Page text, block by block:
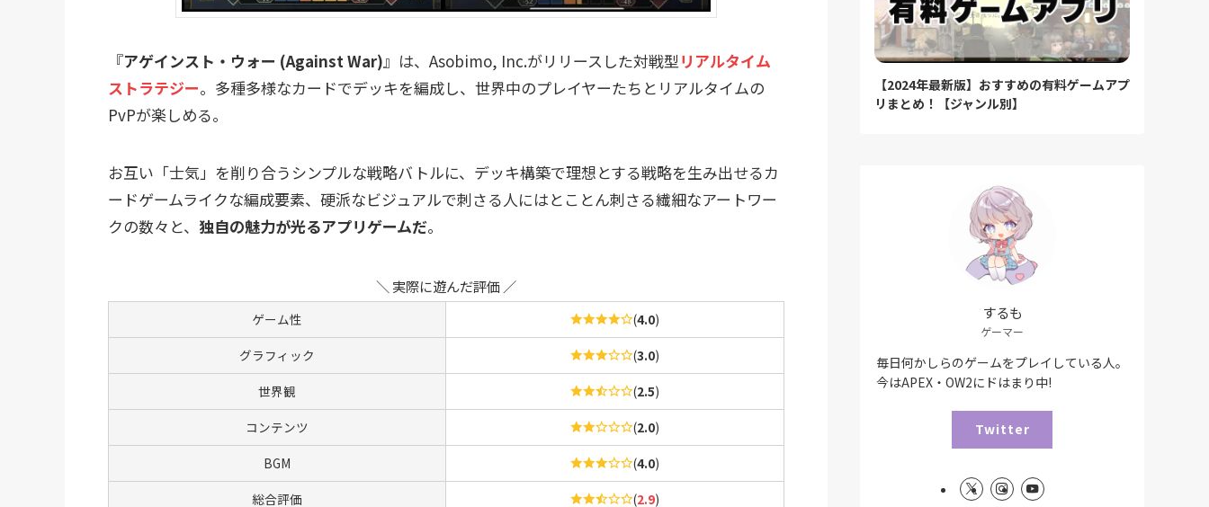
『アゲインスト・ウォー (Against War)』は、Asobimo, Inc.がリリースした対戦型リアルタイム
ストラテジー。多種多様なカードでデッキを編成し、世界中のプレイヤーたちとリアルタイムの
PvPが楽しめる。
お互い「士気」を削り合うシンプルな戦略バトルに、デッキ構築で理想とする戦略を生み出せるカ
ードゲームライクな編成要素、硬派なビジュアルで刺さる人にはとことん刺さる繊細なアートワー
クの数々と、 独自の魅力が光るアプリゲームだ。
＼ 実際に遊んだ評価 ／
ゲーム性 (4.0)
グラフィック
(3.0)
世界観
(2.5)
コンテンツ
(2.0)
BGM
(4.0)
総合評価
(2.9)
【2024年最新版】おすすめの有料ゲームアプ
リまとめ！【ジャンル別】
するも
ゲーマー
毎日何かしらのゲームをプレイしている人。
今はAPEX・OW2にドはまり中!
Twitter